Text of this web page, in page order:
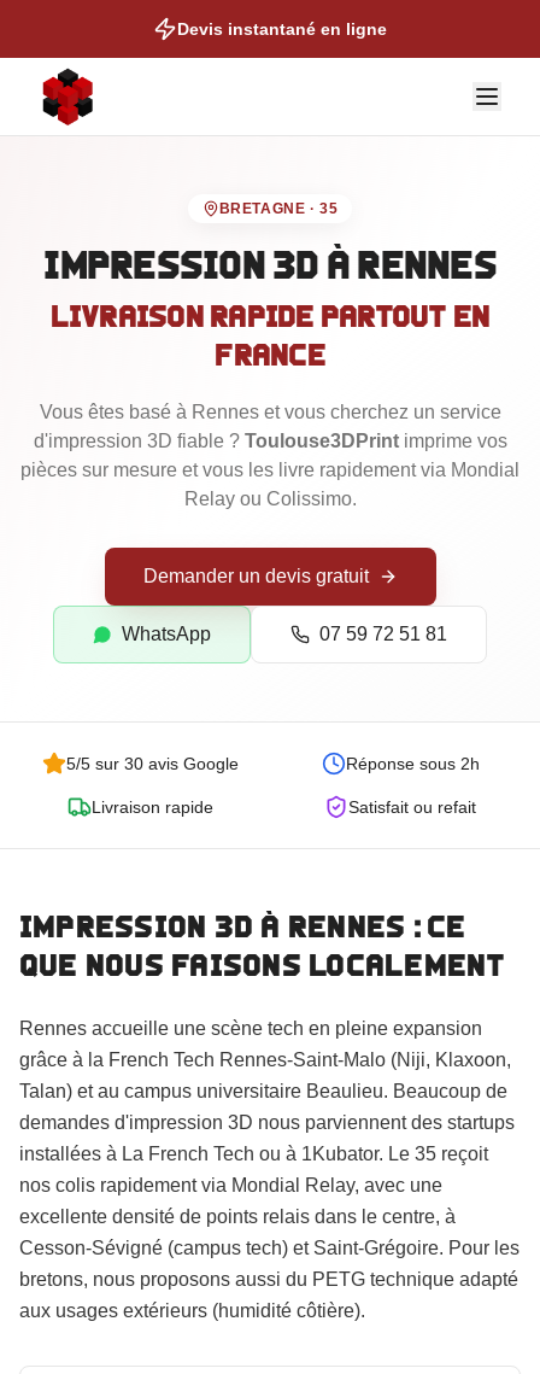
Devis instantané en ligne
NOS EXPERTISES
Cosplay & Props
Figurines & Collection
Talonettes de Ski
Trophées Personnalisés
Maquettes d'Architecture
Commander
BRETAGNE ·35
Impression 3D à Rennes
Livraison rapide partout en
France
Vous êtes basé à Renneset vous cherchez un service
d'impression 3D fiable ? Toulouse3DPrintimprime vos
pièces sur mesure et vous les livre rapidement via Mondial
Relay ou Colissimo.
Demander un devis gratuit
WhatsApp 07 59 72 51 81
5/5 sur 30 avis Google Réponse sous 2h
Livraison rapide Satisfait ou refait
Impression 3D à Rennes : ce
que nous faisons localement
Rennes accueille une scène tech en pleine expansion
grâce à la French Tech Rennes-Saint-Malo (Niji, Klaxoon,
Talan) et au campus universitaire Beaulieu. Beaucoup de
demandes d'impression 3D nous parviennent des startups
installées à La French Tech ou à 1Kubator. Le 35 reçoit
nos colis rapidement via Mondial Relay, avec une
excellente densité de points relais dans le centre, à
Cesson-Sévigné (campus tech) et Saint-Grégoire. Pour les
bretons, nous proposons aussi du PETG technique adapté
aux usages extérieurs (humidité côtière).